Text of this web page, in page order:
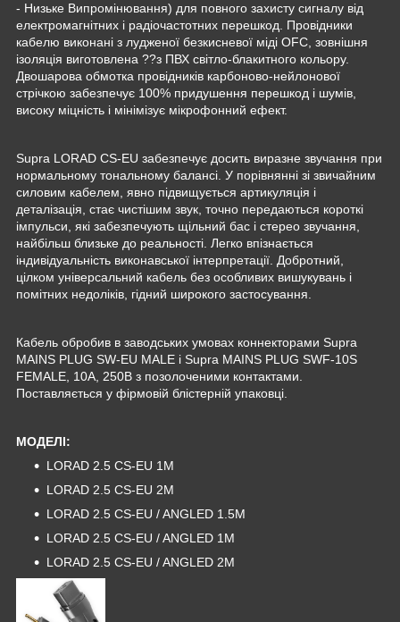
- Низьке Випромінювання) для повного захисту сигналу від
електромагнітних і радіочастотних перешкод. Провідники
кабелю виконані з лудженої безкисневої міді OFC, зовнішня
ізоляція виготовлена ??з ПВХ світло-блакитного кольору.
Двошарова обмотка провідників карбоново-нейлонової
стрічкою забезпечує 100% придушення перешкод і шумів,
високу міцність і мінімізує мікрофонний ефект.
Supra LORAD CS-EU забезпечує досить виразне звучання при
нормальному тональному балансі. У порівнянні зі звичайним
силовим кабелем, явно підвищується артикуляція і
деталізація, стає чистішим звук, точно передаються короткі
імпульси, які забезпечують щільний бас і стерео звучання,
найбільш близьке до реальності. Легко впізнається
індивідуальність виконавської інтерпретації. Добротний,
цілком універсальний кабель без особливих вишукувань і
помітних недоліків, гідний широкого застосування.
Кабель обробив в заводських умовах коннекторами Supra
MAINS PLUG SW-EU MALE і Supra MAINS PLUG SWF-10S
FEMALE, 10A, 250В з позолоченими контактами.
Поставляється у фірмовій блістерній упаковці.
МОДЕЛІ:
LORAD 2.5 CS-EU 1M
LORAD 2.5 CS-EU 2M
LORAD 2.5 CS-EU / ANGLED 1.5M
LORAD 2.5 CS-EU / ANGLED 1M
LORAD 2.5 CS-EU / ANGLED 2M